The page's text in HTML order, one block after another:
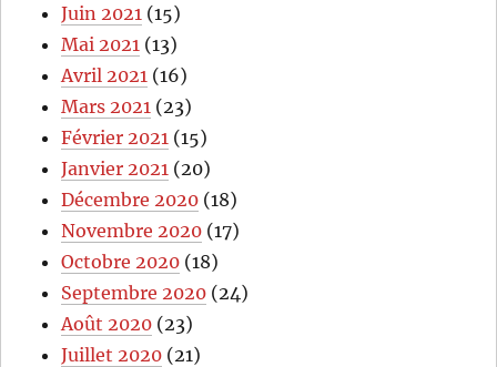
Juin 2021 (15)
Mai 2021 (13)
Avril 2021 (16)
Mars 2021 (23)
Février 2021 (15)
Janvier 2021 (20)
Décembre 2020 (18)
Novembre 2020 (17)
Octobre 2020 (18)
Septembre 2020 (24)
Août 2020 (23)
Juillet 2020 (21)